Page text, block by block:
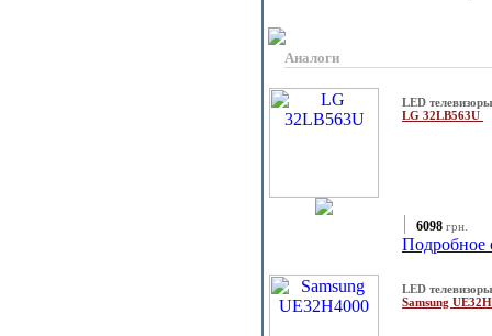
Аналоги
LED телевизоры
LG 32LB563U
6098 грн.
Подробное
LED телевизоры
Samsung